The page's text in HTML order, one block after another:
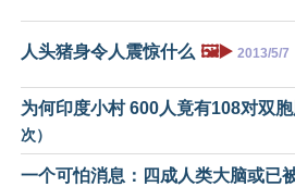
人头猪身令人震惊什么 🖼️▶️ 2013/5/7
为何印度小村 600人竟有108对双
次）
一个可怕消息：四成人类大脑或已